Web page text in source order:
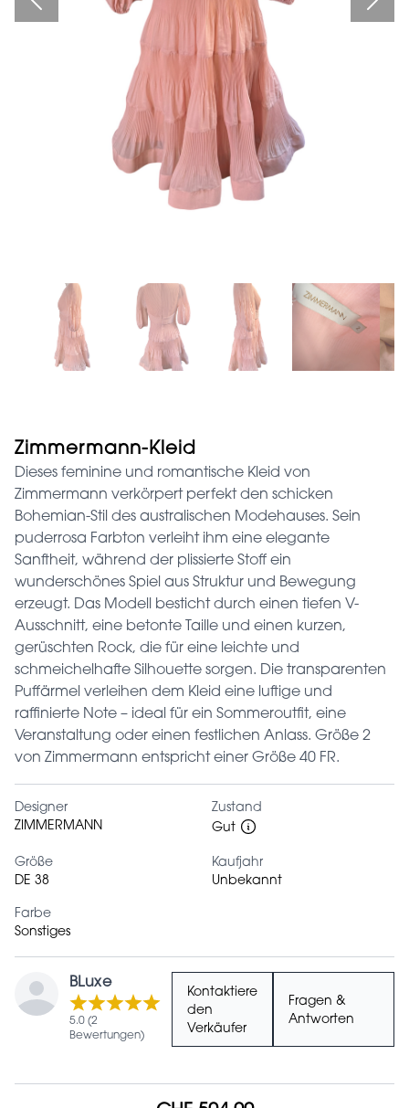
Zimmermann-Kleid
Dieses feminine und romantische Kleid von
Zimmermann verkörpert perfekt den schicken
Bohemian-Stil des australischen Modehauses. Sein
puderrosa Farbton verleiht ihm eine elegante
Sanftheit, während der plissierte Stoff ein
wunderschönes Spiel aus Struktur und Bewegung
erzeugt. Das Modell besticht durch einen tiefen V-
Ausschnitt, eine betonte Taille und einen kurzen,
gerüschten Rock, die für eine leichte und
schmeichelhafte Silhouette sorgen. Die transparenten
Puffärmel verleihen dem Kleid eine luftige und
raffinierte Note – ideal für ein Sommeroutfit, eine
Veranstaltung oder einen festlichen Anlass. Größe 2
von Zimmermann entspricht einer Größe 40 FR.
Designer
ZIMMERMANN
Zustand
Gut
Größe
DE 38
Kaufjahr
Unbekannt
Farbe
Sonstiges
BLuxe
5.0 (2
Bewertungen)
Kontaktiere
den
Verkäufer
Fragen &
Antworten